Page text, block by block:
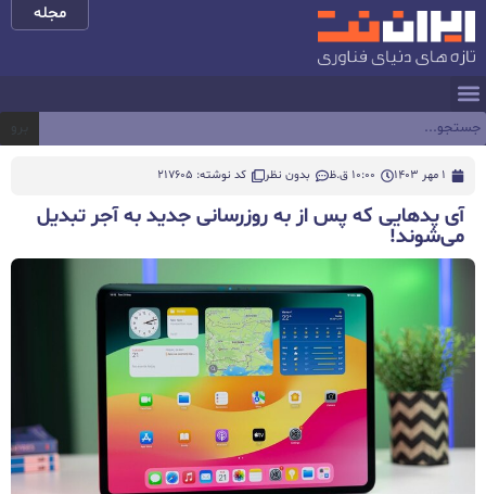
مجله
1 مهر 1403 10:00 ق.ظ بدون نظر کد نوشته: 217605
آی پدهایی که پس از به روزرسانی جدید به آجر تبدیل
می‌شوند!